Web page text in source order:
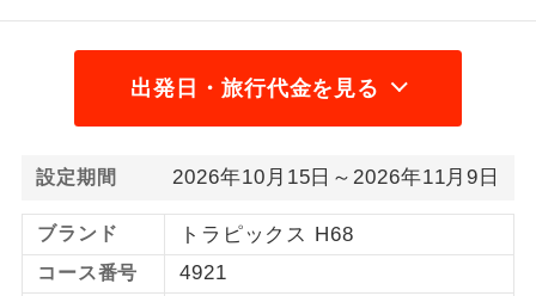
出発日・旅行代金を見る
設定期間 2026年10月15日～2026年11月9日
ブランド トラピックス H68
コース番号 4921
スです。
金
コースです。
ご夫婦限定
ご夫婦限定でご参加いただけるコースで
す。